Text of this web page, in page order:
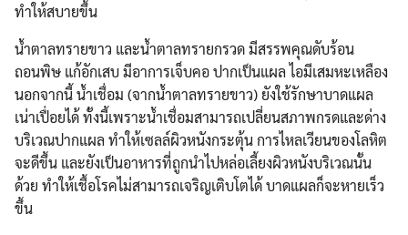
ทำให้สบายขึ้น
น้ำตาลทรายขาว และน้ำตาลทรายกรวด มีสรรพคุณดับร้อน
ถอนพิษ แก้อักเสบ มีอาการเจ็บคอ ปากเป็นแผล ไอมีเสมหะเหลือง
นอกจากนี้ น้ำเชื่อม (จากน้ำตาลทรายขาว) ยังใช้รักษาบาดแผล
เน่าเปื่อยได้ ทั้งนี้เพราะน้ำเชื่อมสามารถเปลี่ยนสภาพกรดและด่าง
บริเวณปากแผล ทำให้เซลล์ผิวหนังกระตุ้น การไหลเวียนของโลหิต
จะดีขึ้น และยังเป็นอาหารที่ถูกนำไปหล่อเลี้ยงผิวหนังบริเวณนั้น
ด้วย ทำให้เชื้อโรคไม่สามารถเจริญเติบโตได้ บาดแผลก็จะหายเร็ว
ขึ้น